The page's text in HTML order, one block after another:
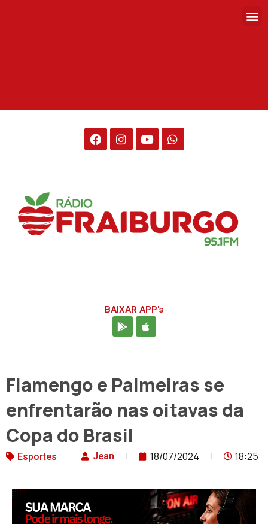
BAIXAR APP's
Flamengo e Palmeiras se
enfrentarão nas oitavas da
Copa do Brasil
Esportes Jean 18/07/2024 18:25